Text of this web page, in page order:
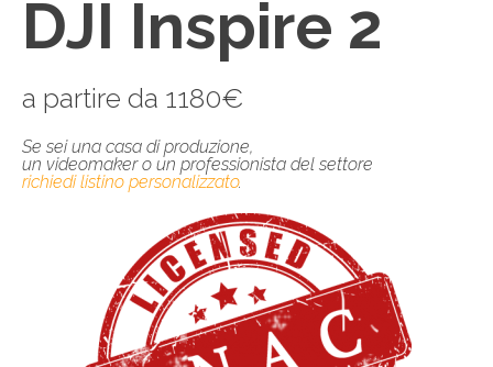
DJI Inspire 2
a partire da 1180€
Se sei una casa di produzione,
un videomaker o un professionista del settore
richiedi listino personalizzato.